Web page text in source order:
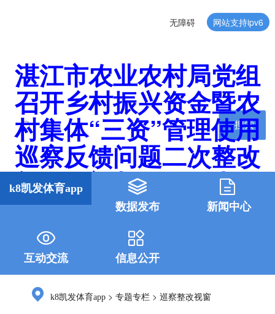
无障碍 网站支持ipv6
湛江市农业农村局党组
召开乡村振兴资金暨农
村集体“三资”管理使用
巡察反馈问题二次整改
专题民主生活会-k8凯发
体育app
搜索
k8凯发体育app
数据发布
新闻中心
互动交流 信息公开
k8凯发体育app >专题专栏 >巡察整改视窗